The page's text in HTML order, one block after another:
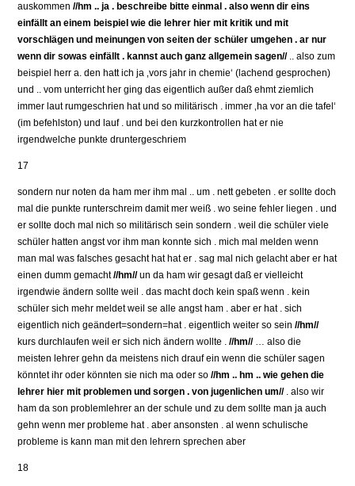
auskommen//hm .. ja . beschreibe bitte einmal . also wenn dir eins
einfällt an einem beispiel wie die lehrer hier mit kritik und mit
vorschlägen und meinungen von seiten der schüler umgehen . ar nur
wenn dir sowas einfällt . kannst auch ganz allgemein sagen//.. also zum
beispiel herr a. den hatt ich ja ‚vors jahr in chemie‘ (lachend gesprochen)
und .. vom unterricht her ging das eigentlich außer daß ehmt ziemlich
immer laut rumgeschrien hat und so militärisch . immer ‚ha vor an die tafel‘
(im befehlston) und lauf . und bei den kurzkontrollen hat er nie
irgendwelche punkte druntergeschriem
17
sondern nur noten da ham mer ihm mal .. um . nett gebeten . er sollte doch
mal die punkte runterschreim damit mer weiß . wo seine fehler liegen . und
er sollte doch mal nich so militärisch sein sondern . weil die schüler viele
schüler hatten angst vor ihm man konnte sich . mich mal melden wenn
man mal was falsches gesacht hat hat er . sag mal nich gelacht aber er hat
einen dumm gemacht//hm//un da ham wir gesagt daß er vielleicht
irgendwie ändern sollte weil . das macht doch kein spaß wenn . kein
schüler sich mehr meldet weil se alle angst ham . aber er hat . sich
eigentlich nich geändert=sondern=hat . eigentlich weiter so sein//hm//
kurs durchlaufen weil er sich nich ändern wollte .//hm//… also die
meisten lehrer gehn da meistens nich drauf ein wenn die schüler sagen
könntet ihr oder könnten sie nich ma oder so//hm .. hm .. wie gehen die
lehrer hier mit problemen und sorgen . von jugenlichen um//. also wir
ham da son problemlehrer an der schule und zu dem sollte man ja auch
gehn wenn mer probleme hat . aber ansonsten . al wenn schulische
probleme is kann man mit den lehrern sprechen aber
18